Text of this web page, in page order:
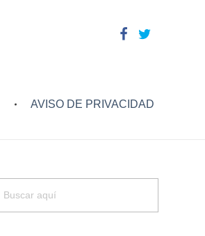
AVISO DE PRIVACIDAD